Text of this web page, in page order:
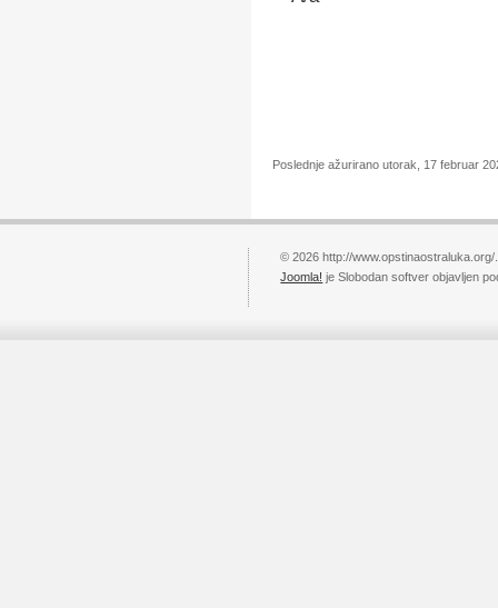
Poslednje ažurirano utorak, 17 februar
© 2026 http://
Joomla! je Slobodan softver objavljen